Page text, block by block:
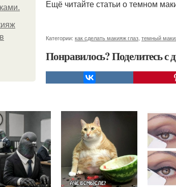
Ещё читайте статьи о темном
Категории: как сделать макияж глаз темный
Понравилось? Поделитесь с